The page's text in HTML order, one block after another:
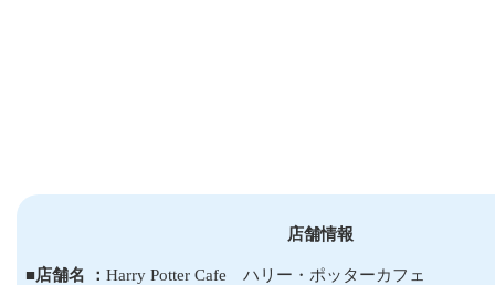
店舗情報
■店舗名 ： Harry Potter Cafe ハリー・ポッターカフェ